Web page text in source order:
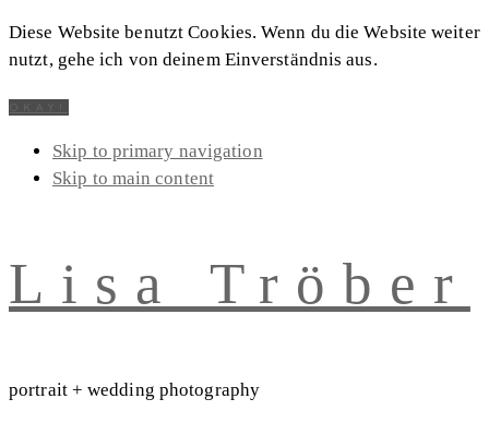
Diese Website benutzt Cookies. Wenn du die Website weiter
nutzt, gehe ich von deinem Einverständnis aus.
OKAY!
Skip to primary navigation
Skip to main content
Lisa Tröber
portrait + wedding photography